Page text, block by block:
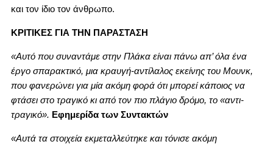
και τον ίδιο τον άνθρωπο.
ΚΡΙΤΙΚΕΣ ΓΙΑ ΤΗΝ ΠΑΡΑΣΤΑΣΗ
«Αυτό που συναντάμε στην Πλάκα είναι πάνω απ’ όλα ένα
έργο σπαρακτικό, μια κραυγή-αντίλαλος εκείνης του Μουνκ,
που φανερώνει για μία ακόμη φορά ότι μπορεί κάποιος να
φτάσει στο τραγικό κι από τον πιο πλάγιο δρόμο, το «αντι-
τραγικό». Εφημερίδα των Συντακτών
«Αυτά τα στοιχεία εκμεταλλεύτηκε και τόνισε ακόμη